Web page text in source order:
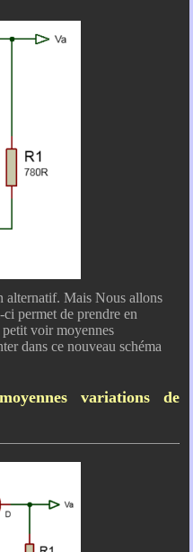
alternatif. Mais Nous allons
permet de prendre en
voir moyennes
dans ce nouveau schéma
variations de